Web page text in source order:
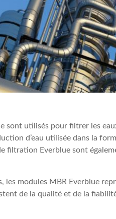
sont utilisés pour filtrer les
d’eau utilisée dans la
filtration Everblue sont
les modules MBR Everblue
de la qualité et de la